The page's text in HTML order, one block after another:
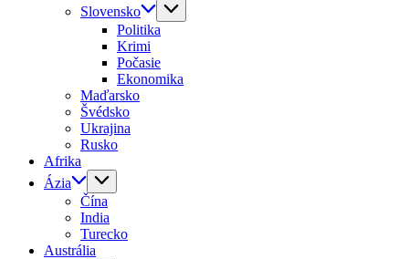
Slovensko
Politika
Krimi
Počasie
Ekonomika
Maďarsko
Švédsko
Ukrajina
Rusko
Afrika
Ázia
Čína
India
Turecko
Austrália